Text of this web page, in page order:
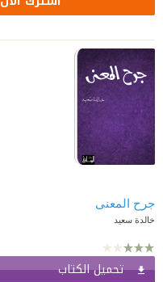
جرح المعنى
خالدة سعيد
تحميل الكتاب